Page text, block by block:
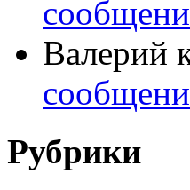
Валерий
Рубрики